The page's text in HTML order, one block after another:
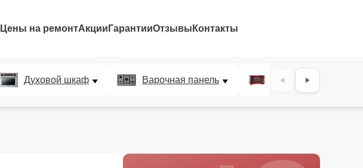
Цены на ремонтАкции ГарантииОтзывы Контакты
Духовой шкаф Варочная панель Микроволновая